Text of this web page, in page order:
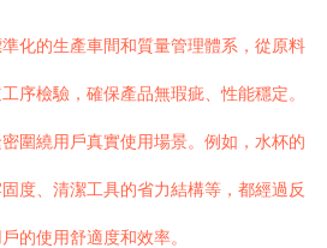
準化的生產車間和質量管理體系，從原料
序檢驗，確保產品無瑕疵、性能穩定。
密圍繞用戶真實使用場景。例如，水杯的
度、清潔工具的省力結構等，都經過反
的使用舒適度和效率。